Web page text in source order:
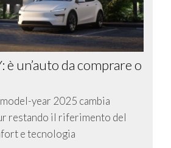
è un’auto da comprare o
year 2025 cambia
restando il riferimento del
e tecnologia